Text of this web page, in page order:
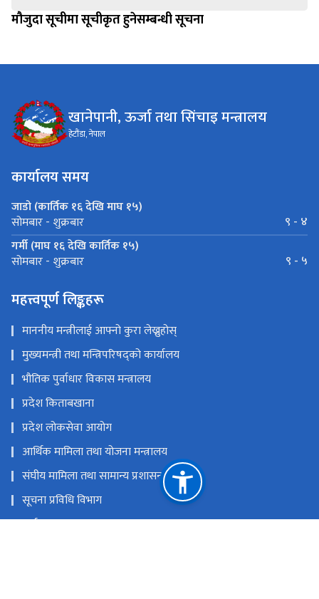
मौजुदा सूचीमा सूचीकृत हुनेसम्बन्धी सूचना
खानेपानी, ऊर्जा तथा सिंचाइ मन्त्रालय
हेटौंडा, नेपाल
कार्यालय समय
जाडो (कार्तिक १६ देखि माघ १५)
सोमबार - शुक्रबार
९ - ४
गर्मी (माघ १६ देखि कार्तिक १५)
सोमबार - शुक्रबार ९ - ५
महत्त्वपूर्ण लिङ्कहरू
माननीय मन्त्रीलाई आफ्नो कुरा लेख्नुहोस्
मुख्यमन्त्री तथा मन्त्रिपरिषद्को कार्यालय
भौतिक पुर्वाधार विकास मन्त्रालय
प्रदेश किताबखाना
प्रदेश लोकसेवा आयोग
आर्थिक मामिला तथा योजना मन्त्रालय
संघीय मामिला तथा सामान्य प्रशासन मन्त्रालय
सूचना प्रविधि विभाग
अर्थ मन्त्रालय